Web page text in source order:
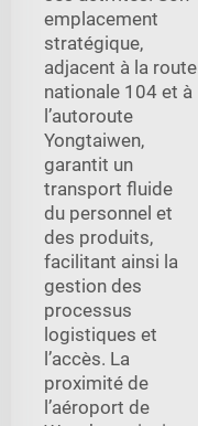
emplacement
stratégique,
adjacent à la route
nationale 104 et à
l’autoroute
Yongtaiwen,
garantit un
transport fluide
du personnel et
des produits,
facilitant ainsi la
gestion des
processus
logistiques et
l’accès. La
proximité de
l’aéroport de